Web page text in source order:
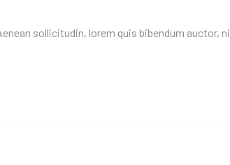
sollicitudin, lorem quis bibendum